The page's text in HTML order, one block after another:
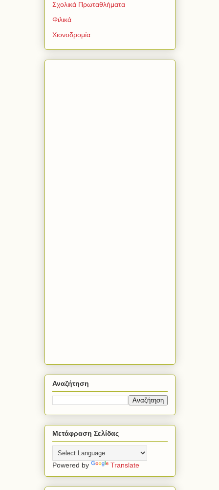
Σχολικά Πρωταθλήματα
Φιλικά
Χιονοδρομία
Αναζήτηση
Μετάφραση Σελίδας
Powered by Translate